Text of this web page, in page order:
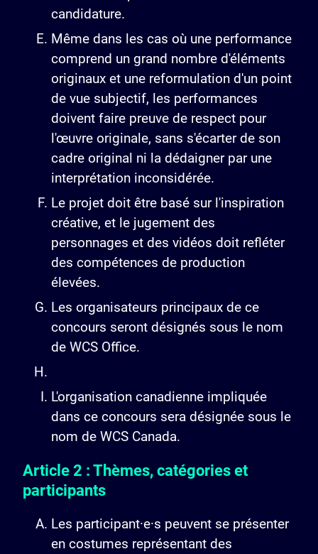
candidature.
Même dans les cas où une performance
comprend un grand nombre d'éléments
originaux et une reformulation d'un point
de vue subjectif, les performances
doivent faire preuve de respect pour
l'œuvre originale, sans s'écarter de son
cadre original ni la dédaigner par une
interprétation inconsidérée.
Le projet doit être basé sur l'inspiration
créative, et le jugement des
personnages et des vidéos doit refléter
des compétences de production
élevées.
Les organisateurs principaux de ce
concours seront désignés sous le nom
de WCS Office.
L'organisation canadienne impliquée
dans ce concours sera désignée sous le
nom de WCS Canada.
Article 2 : Thèmes, catégories et
participants
Les participant·e·s peuvent se présenter
en costumes représentant des